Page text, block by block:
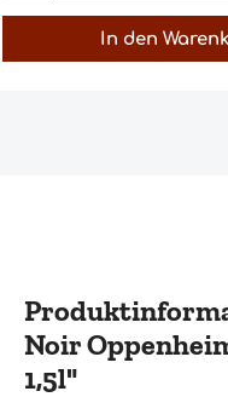
In den
Noir
1,5l"